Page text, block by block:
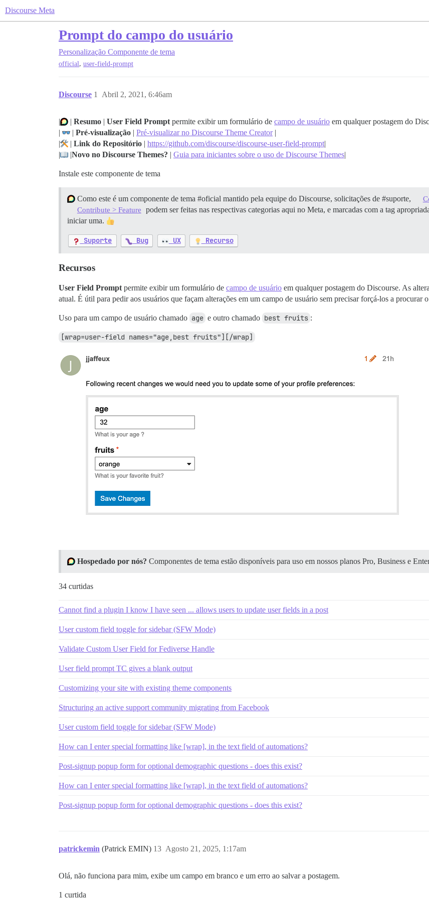
Discourse Meta
Prompt do campo do usuário
Personalização Componente de tema
official, user-field-prompt
Discourse Abril 2, 2021, 6:46am
1
| | Resumo | User Field Prompt permite exibir um formulário de campo de usuário em qualquer postagem do
|
| Pré-visualização | Pré-visualizar no Discourse Theme Creator|
|
| Link do Repositório | https://github.com/discourse/discourse-user-field-prompt|
|
|Novo no Discourse Themes? | Guia para iniciantes sobre o uso de Discourse Themes|
Instale este componente de tema
Como este é um componente de tema #oficial mantido pela equipe do Discourse, solicitações de #suporte,
Contribute > Feature
podem ser feitas nas respectivas categorias aqui no Meta, e marcadas com a tag
iniciar uma.
Suporte Bug UX Recurso
Recursos
User Field Promptpermite exibir um formulário de campo de usuário em qualquer postagem do Discourse. As
atual. É útil para pedir aos usuários que façam alterações em um campo de usuário sem precisar forçá-los a procurar
Uso para um campo de usuário chamado age e outro chamado best fruits :
[wrap=user-field names="age,best fruits"][/wrap]
Hospedado por nós? Componentes de tema estão disponíveis para uso em nossos planos Pro, Business e
34 curtidas
Cannot find a plugin I know I have seen ... allows users to update user fields in a post
User custom field toggle for sidebar (SFW Mode)
Validate Custom User Field for Fediverse Handle
User field prompt TC gives a blank output
Customizing your site with existing theme components
Structuring an active support community migrating from Facebook
User custom field toggle for sidebar (SFW Mode)
How can I enter special formatting like [wrap], in the text field of automations?
Post-signup popup form for optional demographic questions - does this exist?
How can I enter special formatting like [wrap], in the text field of automations?
Post-signup popup form for optional demographic questions - does this exist?
patrickemin (Patrick EMIN) Agosto 21, 2025, 1:17am
13
Olá, não funciona para mim, exibe um campo em branco e um erro ao salvar a postagem.
1 curtida